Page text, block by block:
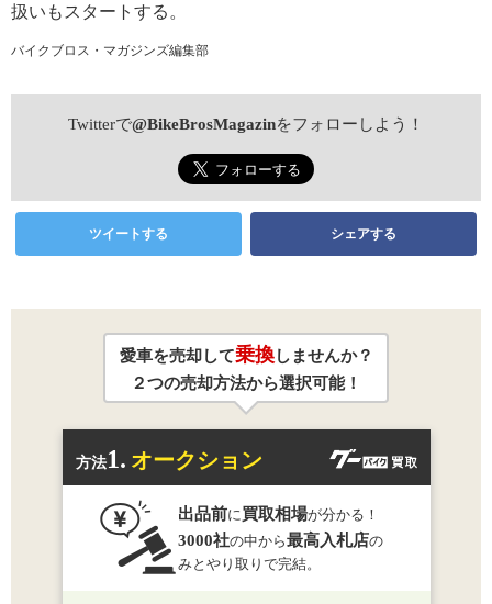
扱いもスタートする。
バイクブロス・マガジンズ編集部
Twitterで@BikeBrosMagazinをフォローしよう！
ツイートする シェアする
愛車を売却して乗換しませんか？
２つの売却方法から選択可能！
方法1. オークション
出品前に 買取相場が分かる！
3000社の中から最高入札店の
みとやり取りで完結。